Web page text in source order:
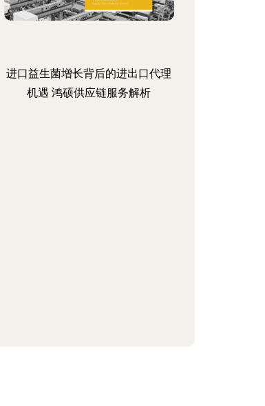
进口益生菌增长背后的进出口代理
机遇 鸿硕供应链服务解析